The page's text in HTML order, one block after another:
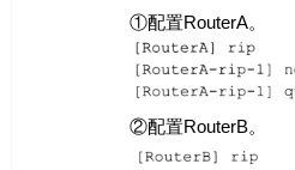
①配置RouterA。
②配置RouterB。